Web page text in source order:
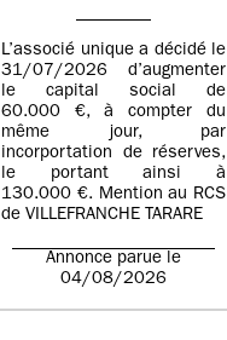
L’associé unique a décidé le
31/07/2026 d’augmenter
le capital social de
60.000 €, à compter du
même jour, par
incorportation de réserves,
le portant ainsi à
130.000 €. Mention au RCS
de VILLEFRANCHE TARARE
Annonce parue le
04/08/2026